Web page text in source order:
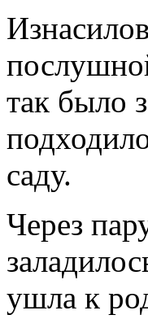
так было
саду.
Через
ушла к